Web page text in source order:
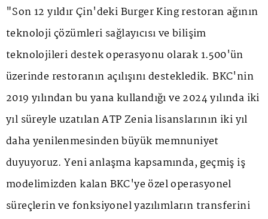
"Son 12 yıldır Çin'deki Burger King restoran ağının
teknoloji çözümleri sağlayıcısı ve bilişim
teknolojileri destek operasyonu olarak 1.500'ün
üzerinde restoranın açılışını destekledik. BKC'nin
2019 yılından bu yana kullandığı ve 2024 yılında iki
yıl süreyle uzatılan ATP Zenia lisanslarının iki yıl
daha yenilenmesinden büyük memnuniyet
duyuyoruz. Yeni anlaşma kapsamında, geçmiş iş
modelimizden kalan BKC'ye özel operasyonel
süreçlerin ve fonksiyonel yazılımların transferini